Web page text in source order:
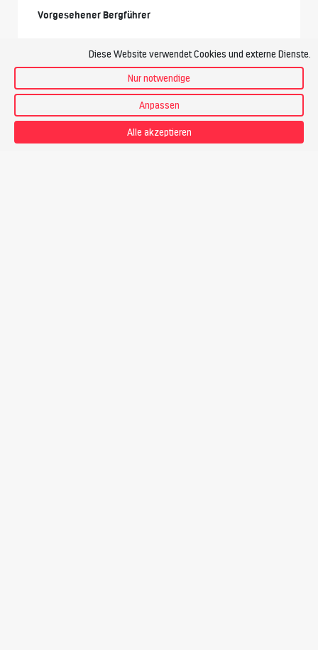
Vorgesehener Bergführer
Diese Website verwendet Cookies und externe Dienste.
Nur notwendige
Anpassen
Alle akzeptieren